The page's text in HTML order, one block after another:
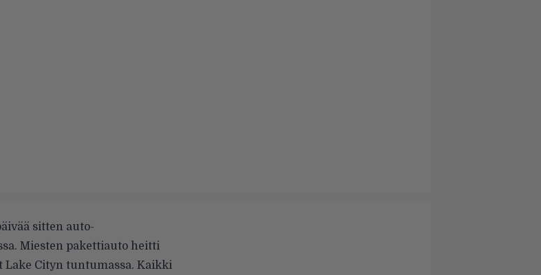
sitten auto-
Miesten pakettiauto heitti
Cityn tuntumassa. Kaikki